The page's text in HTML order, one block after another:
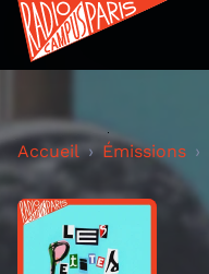
Accueil Émissions